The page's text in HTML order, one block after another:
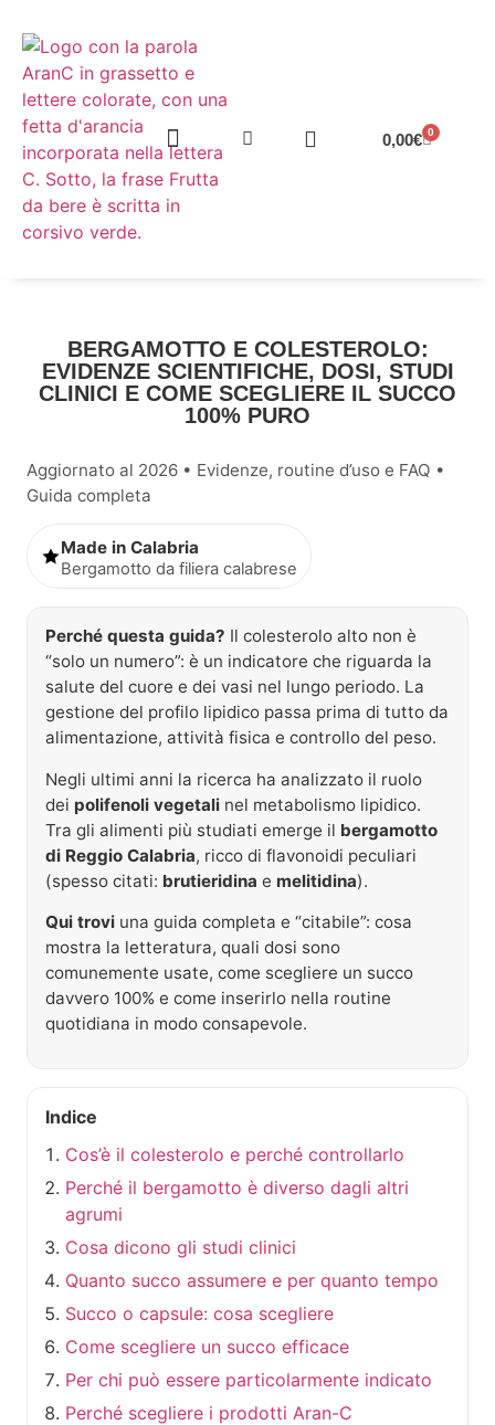
0,00€ 0
BERGAMOTTO E COLESTEROLO:
EVIDENZE SCIENTIFICHE, DOSI, STUDI
CLINICI E COME SCEGLIERE IL SUCCO
100% PURO
Aggiornato al 2026 • Evidenze, routine d’uso e FAQ •
Guida completa
Made in Calabria
Bergamotto da filiera calabrese
Perché questa guida? Il colesterolo alto non è
“solo un numero”: è un indicatore che riguarda la
salute del cuore e dei vasi nel lungo periodo. La
gestione del profilo lipidico passa prima di tutto da
alimentazione, attività fisica e controllo del peso.
Negli ultimi anni la ricerca ha analizzato il ruolo
dei polifenoli vegetali nel metabolismo lipidico.
Tra gli alimenti più studiati emerge il bergamotto
di Reggio Calabria, ricco di flavonoidi peculiari
(spesso citati: brutieridina e melitidina).
Qui trovi una guida completa e “citabile”: cosa
mostra la letteratura, quali dosi sono
comunemente usate, come scegliere un succo
davvero 100% e come inserirlo nella routine
quotidiana in modo consapevole.
Indice
Cos’è il colesterolo e perché controllarlo
Perché il bergamotto è diverso dagli altri
agrumi
Cosa dicono gli studi clinici
Quanto succo assumere e per quanto tempo
Succo o capsule: cosa scegliere
Come scegliere un succo efficace
Per chi può essere particolarmente indicato
Perché scegliere i prodotti Aran-C